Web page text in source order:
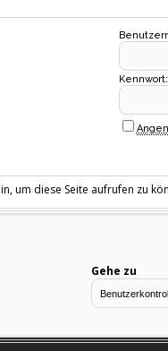
Kennwort:
um diese Seite aufrufen zu
Gehe zu